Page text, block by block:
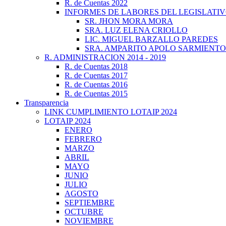
R. de Cuentas 2022
INFORMES DE LABORES DEL
SR. JHON MORA MORA
SRA. LUZ ELENA CRIOLLO
LIC. MIGUEL BARZALLO PAREDES
SRA. AMPARITO APOLO SARMIENTO
R. ADMINISTRACION 2014 - 2019
R. de Cuentas 2018
R. de Cuentas 2017
R. de Cuentas 2016
R. de Cuentas 2015
Transparencia
LINK CUMPLIMIENTO LOTAIP 2024
LOTAIP 2024
ENERO
FEBRERO
MARZO
ABRIL
MAYO
JUNIO
JULIO
AGOSTO
SEPTIEMBRE
OCTUBRE
NOVIEMBRE